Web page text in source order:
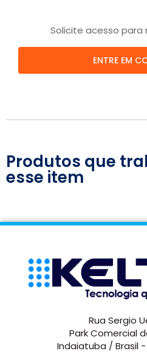
Solicite acesso para
ENTRE EM
Produtos que
esse item
Rua Sergio
Park Comercial
Indaiatuba / Brasil -